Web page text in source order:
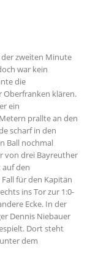
zweiten Minute
war kein
die
Oberfranken klären.
ein
prallte an den
scharf in den
Ball nochmal
von drei Bayreuther
auf den
für den Kapitän
ins Tor zur 1:0-
Ecke. In der
Dennis Niebauer
Dort steht
dem